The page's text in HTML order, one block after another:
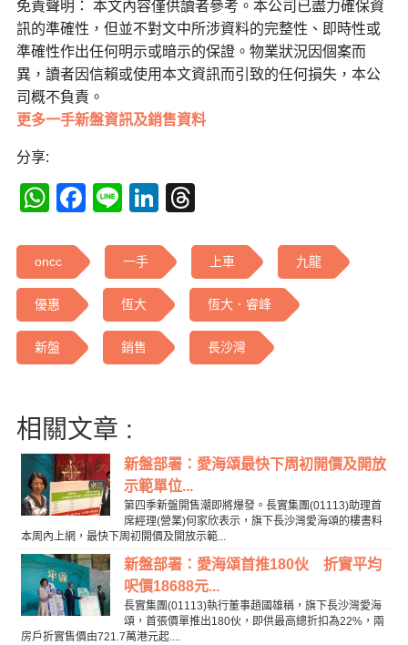
免責聲明： 本文內容僅供讀者參考。本公司已盡力確保資
訊的準確性，但並不對文中所涉資料的完整性、即時性或
準確性作出任何明示或暗示的保證。物業狀況因個案而
異，讀者因信賴或使用本文資訊而引致的任何損失，本公
司概不負責。
更多一手新盤資訊及銷售資料
分享:
WhatsApp
Facebook
LineLinkedIn
oncc 一手 上車 九龍
優惠 恆大 恆大．睿峰
新盤 銷售 長沙灣
相關文章 :
新盤部署：愛海頌最快下周初開價及開放
示範單位...
第四季新盤開售潮即將爆發。長實集團(01113)助理首
席經理(營業)何家欣表示，旗下長沙灣愛海頌的樓書料
本周內上網，最快下周初開價及開放示範...
新盤部署：愛海頌首推180伙 折實平均
呎價18688元...
長實集團(01113)執行董事趙國雄稱，旗下長沙灣愛海
頌，首張價單推出180伙，即供最高總折扣為22%，兩
房戶折實售價由721.7萬港元起....